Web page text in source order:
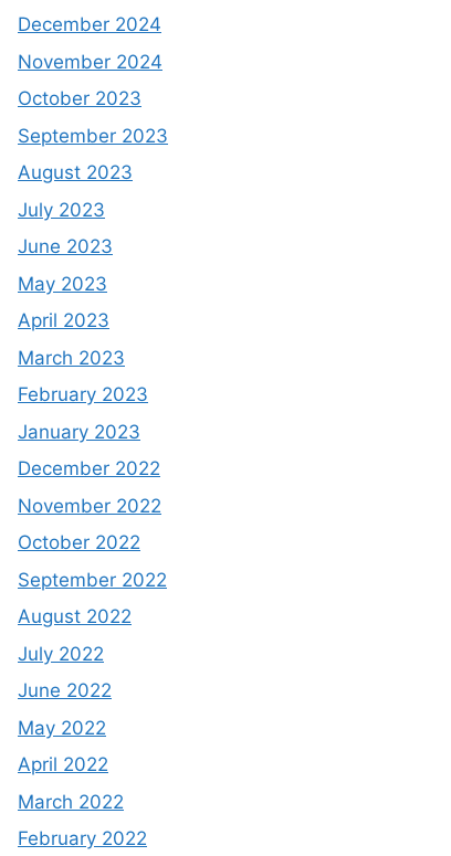
December 2024
November 2024
October 2023
September 2023
August 2023
July 2023
June 2023
May 2023
April 2023
March 2023
February 2023
January 2023
December 2022
November 2022
October 2022
September 2022
August 2022
July 2022
June 2022
May 2022
April 2022
March 2022
February 2022